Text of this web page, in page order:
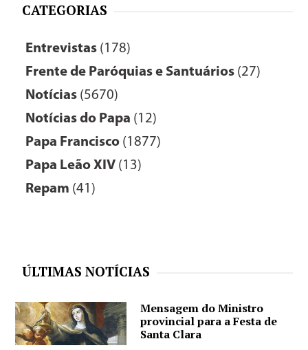
CATEGORIAS
Entrevistas (178)
Frente de Paróquias e Santuários (27)
Notícias (5670)
Notícias do Papa (12)
Papa Francisco (1877)
Papa Leão XIV (13)
Repam (41)
ÚLTIMAS NOTÍCIAS
Mensagem do Ministro
provincial para a Festa de
Santa Clara